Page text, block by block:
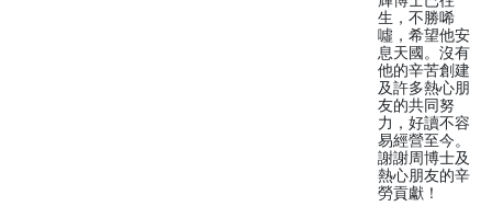
生，不勝唏
噓，希望他安
息天國。沒有
他的辛苦創建
及許多熱心朋
友的共同努
力，好讀不容
易經營至今。
謝謝周博士及
熱心朋友的辛
勞貢獻！